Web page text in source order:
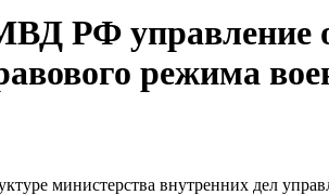
РФ управление
режима
министерства внутренних дел